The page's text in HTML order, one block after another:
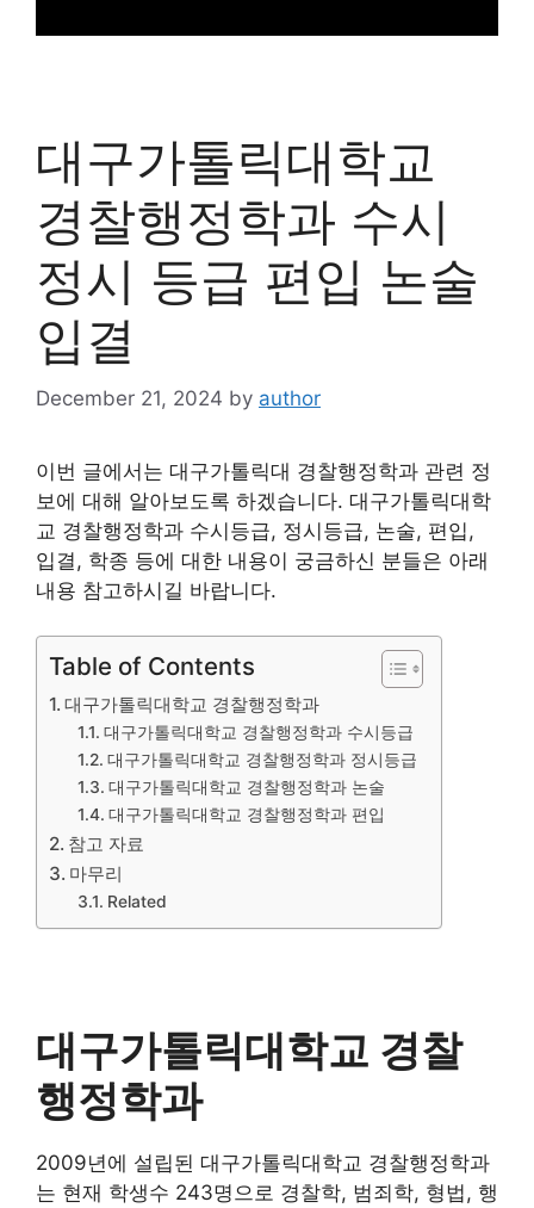
대구가톨릭대학교
경찰행정학과 수시
정시 등급 편입 논술
입결
December 21, 2024 by author
이번 글에서는 대구가톨릭대 경찰행정학과 관련 정
보에 대해 알아보도록 하겠습니다. 대구가톨릭대학
교 경찰행정학과 수시등급, 정시등급, 논술, 편입,
입결, 학종 등에 대한 내용이 궁금하신 분들은 아래
내용 참고하시길 바랍니다.
Table of Contents
대구가톨릭대학교 경찰행정학과
대구가톨릭대학교 경찰행정학과 수시등급
대구가톨릭대학교 경찰행정학과 정시등급
대구가톨릭대학교 경찰행정학과 논술
대구가톨릭대학교 경찰행정학과 편입
참고 자료
마무리
Related
대구가톨릭대학교 경찰
행정학과
2009년에 설립된 대구가톨릭대학교 경찰행정학과
는 현재 학생수 243명으로 경찰학, 범죄학, 형법, 행